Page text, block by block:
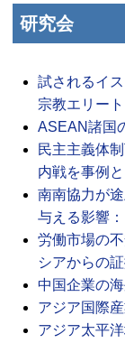
研究会
試されるイ
宗教エリー
ASEAN諸国
民主主義体
内戦を事例
南南協力が
与える影響
労働市場の
シアからの
中国企業の
アジア国際
アジア太平